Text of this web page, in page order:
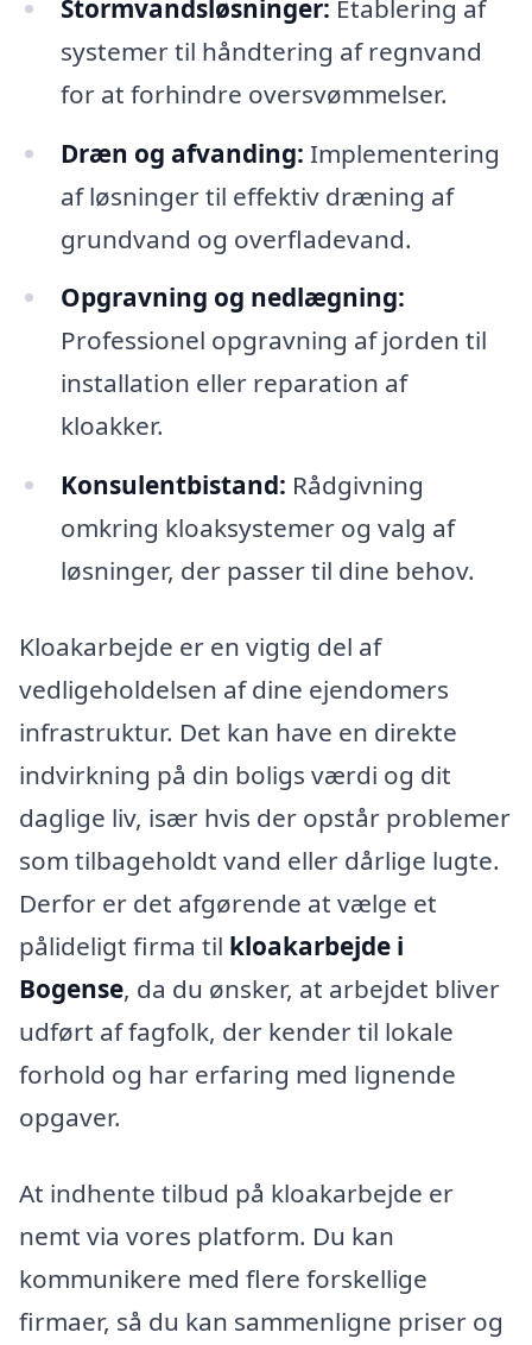
Stormvandsløsninger: Etablering af
systemer til håndtering af regnvand
for at forhindre oversvømmelser.
Dræn og afvanding: Implementering
af løsninger til effektiv dræning af
grundvand og overfladevand.
Opgravning og nedlægning:
Professionel opgravning af jorden til
installation eller reparation af
kloakker.
Konsulentbistand: Rådgivning
omkring kloaksystemer og valg af
løsninger, der passer til dine behov.
Kloakarbejde er en vigtig del af
vedligeholdelsen af dine ejendomers
infrastruktur. Det kan have en direkte
indvirkning på din boligs værdi og dit
daglige liv, især hvis der opstår problemer
som tilbageholdt vand eller dårlige lugte.
Derfor er det afgørende at vælge et
pålideligt firma til kloakarbejde i
Bogense, da du ønsker, at arbejdet bliver
udført af fagfolk, der kender til lokale
forhold og har erfaring med lignende
opgaver.
At indhente tilbud på kloakarbejde er
nemt via vores platform. Du kan
kommunikere med flere forskellige
firmaer, så du kan sammenligne priser og